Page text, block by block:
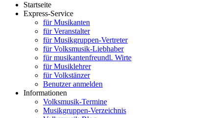
Startseite
Express-Service
für Musikanten
für Veranstalter
für Musikgruppen-Vertreter
für Volksmusik-Liebhaber
für musikantenfreundl. Wirte
für Musiklehrer
für Volkstänzer
Benutzer anmelden
Informationen
Volksmusik-Termine
Musikgruppen-Verzeichnis